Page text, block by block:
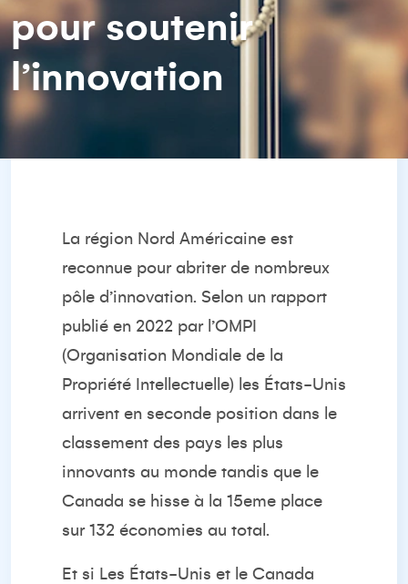
pour soutenir
l’innovation
La région Nord Américaine est
reconnue pour abriter de nombreux
pôle d’innovation. Selon un rapport
publié en 2022 par l’OMPI
(Organisation Mondiale de la
Propriété Intellectuelle) les États-Unis
arrivent en seconde position dans le
classement des pays les plus
innovants au monde tandis que le
Canada se hisse à la 15eme place
sur 132 économies au total.
Et si Les États-Unis et le Canada